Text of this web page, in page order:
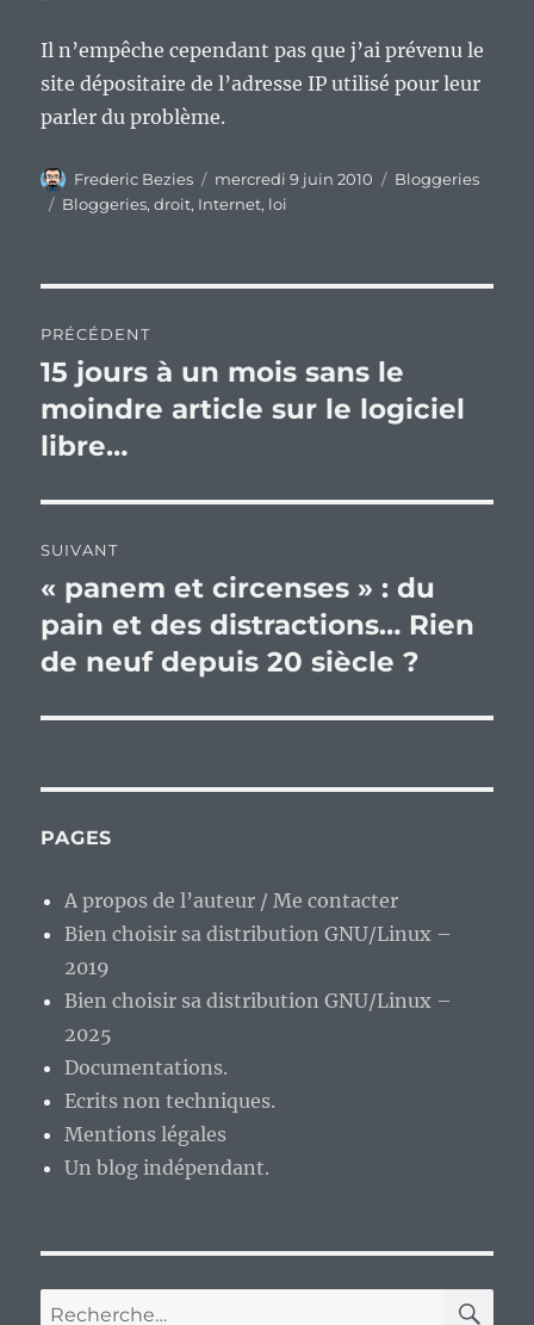
Il n’empêche cependant pas que j’ai prévenu le
site dépositaire de l’adresse IP utilisé pour leur
parler du problème.
Auteur
Frederic Bezies
Publié
le
mercredi 9 juin 2010 Catégories
Bloggeries
Étiquettes
Bloggeries,droit, Internet, loi
de
l’article
PRÉCÉDENT
Publication
précédente :
15 jours à un mois sans le
moindre article sur le logiciel
libre…
SUIVANT
Publication
suivante :
« panem et circenses » : du
pain et des distractions… Rien
de neuf depuis 20 siècle ?
PAGES
A propos de l’auteur / Me contacter
Bien choisir sa distribution GNU/Linux –
2019
Bien choisir sa distribution GNU/Linux –
2025
Documentations.
Ecrits non techniques.
Mentions légales
Un blog indépendant.
Recherche